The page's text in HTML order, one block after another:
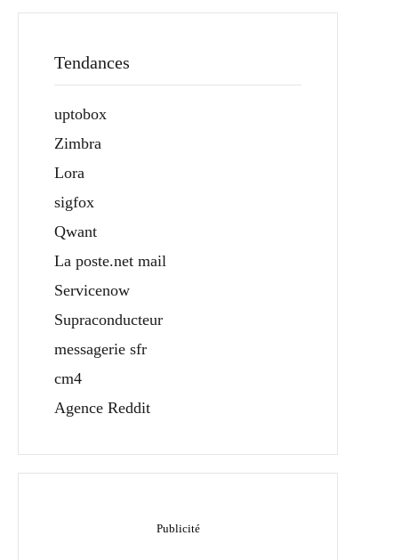
Tendances
uptobox
Zimbra
Lora
sigfox
Qwant
La poste.net mail
Servicenow
Supraconducteur
messagerie sfr
cm4
Agence Reddit